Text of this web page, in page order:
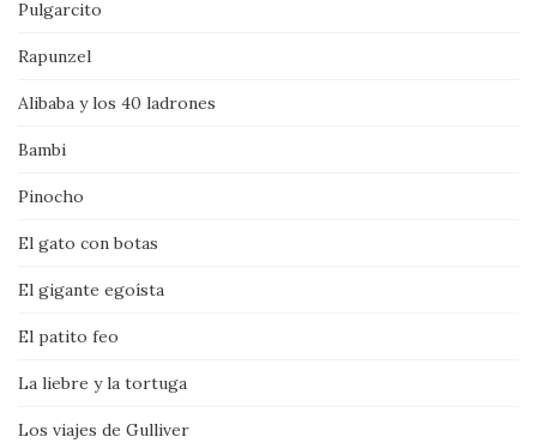
Pulgarcito
Rapunzel
Alibaba y los 40 ladrones
Bambi
Pinocho
El gato con botas
El gigante egoísta
El patito feo
La liebre y la tortuga
Los viajes de Gulliver